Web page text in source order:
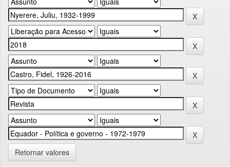
Retornar valores